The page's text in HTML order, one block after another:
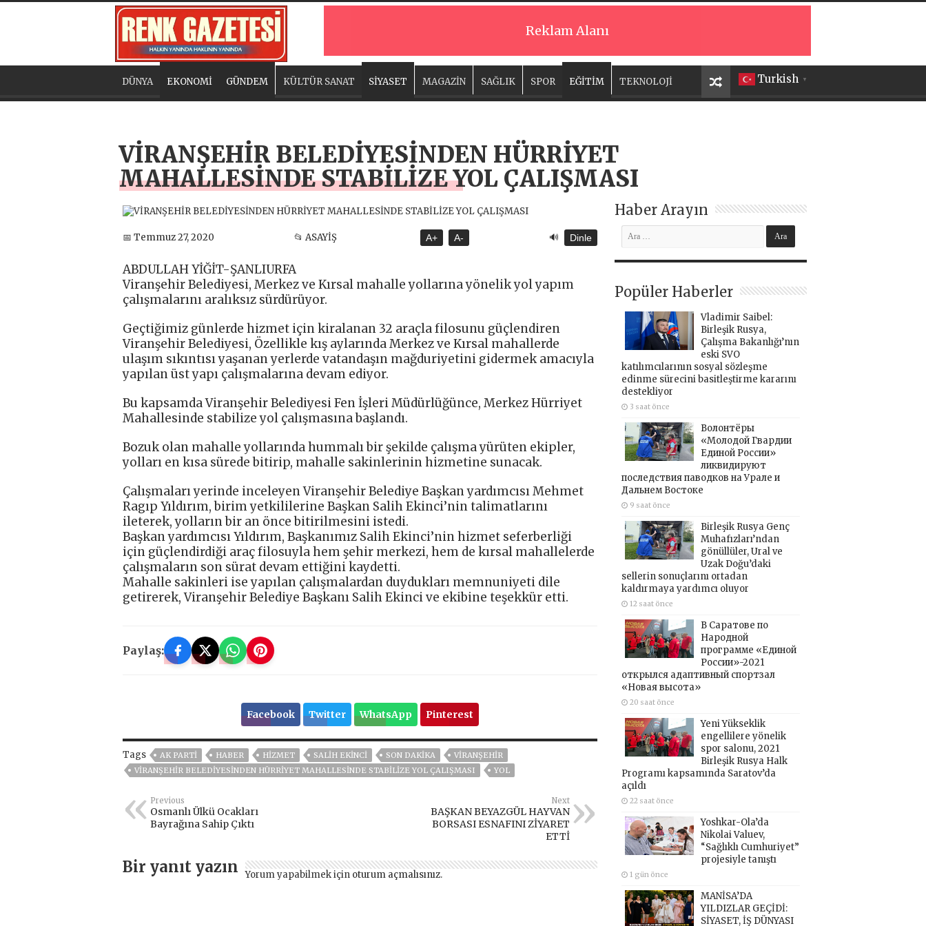
Reklam Alanı
Turkish ▼
DÜNYA EKONOMİ GÜNDEM KÜLTÜR SANAT SİYASET MAGAZİN SAĞLIK SPOR EĞİTİM TEKNOLOJİ
VİRANŞEHİR BELEDİYESİNDEN HÜRRİYET
MAHALLESİNDE STABİLİZE YOL ÇALIŞMASI
📅 Temmuz 27, 2020 📂 ASAYİŞ A+ A- 🔊 Dinle
ABDULLAH YİĞİT-ŞANLIURFA
Viranşehir Belediyesi, Merkez ve Kırsal mahalle yollarına yönelik yol yapım
çalışmalarını aralıksız sürdürüyor.
Geçtiğimiz günlerde hizmet için kiralanan 32 araçla filosunu güçlendiren
Viranşehir Belediyesi, Özellikle kış aylarında Merkez ve Kırsal mahallerde
ulaşım sıkıntısı yaşanan yerlerde vatandaşın mağduriyetini gidermek amacıyla
yapılan üst yapı çalışmalarına devam ediyor.
Bu kapsamda Viranşehir Belediyesi Fen İşleri Müdürlüğünce, Merkez Hürriyet
Mahallesinde stabilize yol çalışmasına başlandı.
Bozuk olan mahalle yollarında hummalı bir şekilde çalışma yürüten ekipler,
yolları en kısa sürede bitirip, mahalle sakinlerinin hizmetine sunacak.
Çalışmaları yerinde inceleyen Viranşehir Belediye Başkan yardımcısı Mehmet
Ragıp Yıldırım, birim yetkililerine Başkan Salih Ekinci’nin talimatlarını
ileterek, yolların bir an önce bitirilmesini istedi.
Başkan yardımcısı Yıldırım, Başkanımız Salih Ekinci’nin hizmet seferberliği
için güçlendirdiği araç filosuyla hem şehir merkezi, hem de kırsal mahallelerde
çalışmaların son sürat devam ettiğini kaydetti.
Mahalle sakinleri ise yapılan çalışmalardan duydukları memnuniyeti dile
getirerek, Viranşehir Belediye Başkanı Salih Ekinci ve ekibine teşekkür etti.
Paylaş:
Facebook Twitter WhatsApp Pinterest
Tags AK PARTİ HABER HİZMET SALİH EKİNCİ SON DAKIKA
VIRANŞEHIR
VİRANŞEHİR BELEDİYESİNDEN HÜRRİYET MAHALLESİNDE STABİLİZE YOL ÇALIŞMASI
YOL
Previous
Osmanlı Ülkü Ocakları
Bayrağına Sahip Çıktı
Next
BAŞKAN BEYAZGÜL HAYVAN
BORSASI ESNAFINI ZİYARET
ETTİ
Bir yanıt yazın Yorum yapabilmek için oturum açmalısınız.
Haber Arayın
Popüler Haberler
Vladimir Saibel:
Birleşik Rusya,
Çalışma Bakanlığı’nın
eski SVO
katılımcılarının sosyal sözleşme
edinme sürecini basitleştirme kararını
destekliyor
3 saat önce
Волонтёры
«Молодой Гвардии
Единой России»
ликвидируют
последствия паводков на Урале и
Дальнем Востоке
9 saat önce
Birleşik Rusya Genç
Muhafızları’ndan
gönüllüler, Ural ve
Uzak Doğu’daki
sellerin sonuçlarını ortadan
kaldırmaya yardımcı oluyor
12 saat önce
В Саратове по
Народной
программе «Единой
России»-2021
открылся адаптивный спортзал
«Новая высота»
20 saat önce
Yeni Yükseklik
engellilere yönelik
spor salonu, 2021
Birleşik Rusya Halk
Programı kapsamında Saratov’da
açıldı
22 saat önce
Yoshkar-Ola’da
Nikolai Valuev,
“Sağlıklı Cumhuriyet”
projesiyle tanıştı
1 gün önce
MANİSA’DA
YILDIZLAR GEÇİDİ:
SİYASET, İŞ DÜNYASI